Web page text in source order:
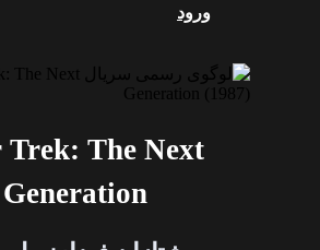
ورود
Trek: The Next
Generation